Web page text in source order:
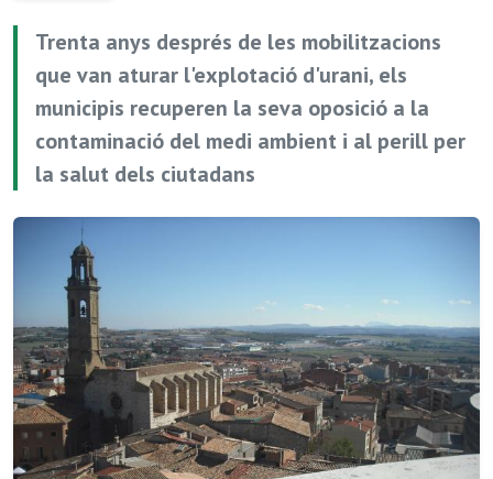
Trenta anys després de les mobilitzacions
que van aturar l'explotació d'urani, els
municipis recuperen la seva oposició a la
contaminació del medi ambient i al perill per
la salut dels ciutadans